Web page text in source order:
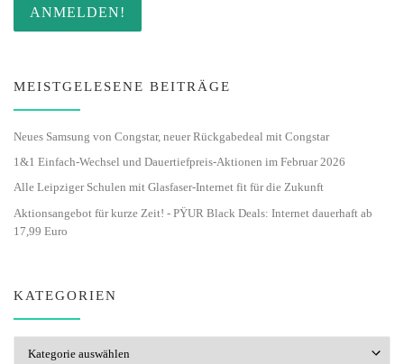
MEISTGELESENE BEITRÄGE
Neues Samsung von Congstar, neuer Rückgabedeal mit Congstar
1&1 Einfach-Wechsel und Dauertiefpreis-Aktionen im Februar 2026
Alle Leipziger Schulen mit Glasfaser-Internet fit für die Zukunft
Aktionsangebot für kurze Zeit! - PŸUR Black Deals: Internet dauerhaft ab
17,99 Euro
KATEGORIEN